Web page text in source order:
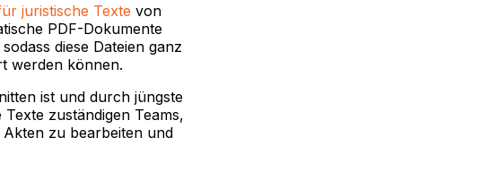
juristische Texte von
PDF-Dokumente
diese Dateien ganz
werden können.
ist und durch jüngste
zuständigen Teams,
zu bearbeiten und